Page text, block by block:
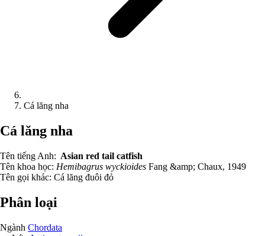
Cá lăng nha
Cá lăng nha
Tên tiếng Anh: Asian red tail catfish
Tên khoa học: Hemibagrus wyckioides Fang &amp; Chaux, 1949
Tên gọi khác: Cá lăng đuôi đỏ
Phân loại
Ngành Chordata